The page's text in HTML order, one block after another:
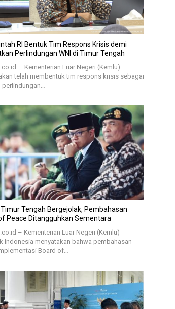
RI Bentuk Tim Respons Krisis demi
Perlindungan WNI di Timur Tengah
— Kementerian Luar Negeri (Kemlu)
telah membentuk tim respons krisis sebagai
perlindungan…
Tengah Bergejolak, Pembahasan
Peace Ditangguhkan Sementara
– Kementerian Luar Negeri (Kemlu)
Indonesia menyatakan bahwa pembahasan
Board of…